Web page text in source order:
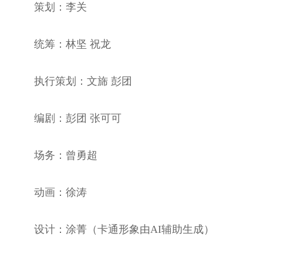
策划：李关
统筹：林坚 祝龙
执行策划：文旆 彭团
编剧：彭团 张可可
场务：曾勇超
动画：徐涛
设计：涂菁（卡通形象由AI辅助生成）